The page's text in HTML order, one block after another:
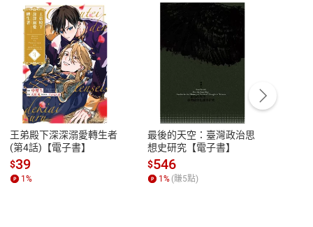
性
參
客服資訊
服務時間：週一到週五 10:00-12:00、
13:00-17:00 (國定假日及例假日休息)
客服電話：0080-1857077
王弟殿下深深溺愛轉生者
(第4話)【電子書】
$39
1%
最後的天空：臺灣政治思
想史研究【電子書】
$546
1% (賺5點)